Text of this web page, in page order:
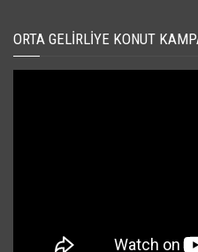
ORTA GELIRLIYE KONUT